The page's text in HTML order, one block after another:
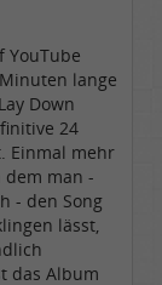
YouTube
lange
Down
24
Einmal mehr
man -
- den Song
lässt,
das Album